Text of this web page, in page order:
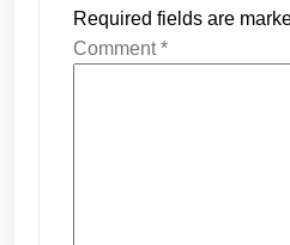
Required fields are
Comment*